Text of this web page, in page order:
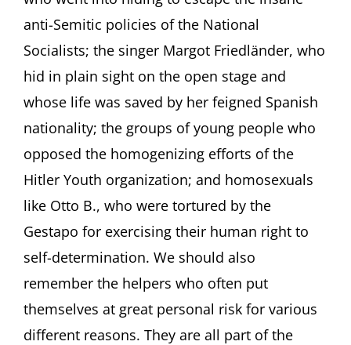
anti-Semitic policies of the National
Socialists; the singer Margot Friedländer, who
hid in plain sight on the open stage and
whose life was saved by her feigned Spanish
nationality; the groups of young people who
opposed the homogenizing efforts of the
Hitler Youth organization; and homosexuals
like Otto B., who were tortured by the
Gestapo for exercising their human right to
self-determination. We should also
remember the helpers who often put
themselves at great personal risk for various
different reasons. They are all part of the